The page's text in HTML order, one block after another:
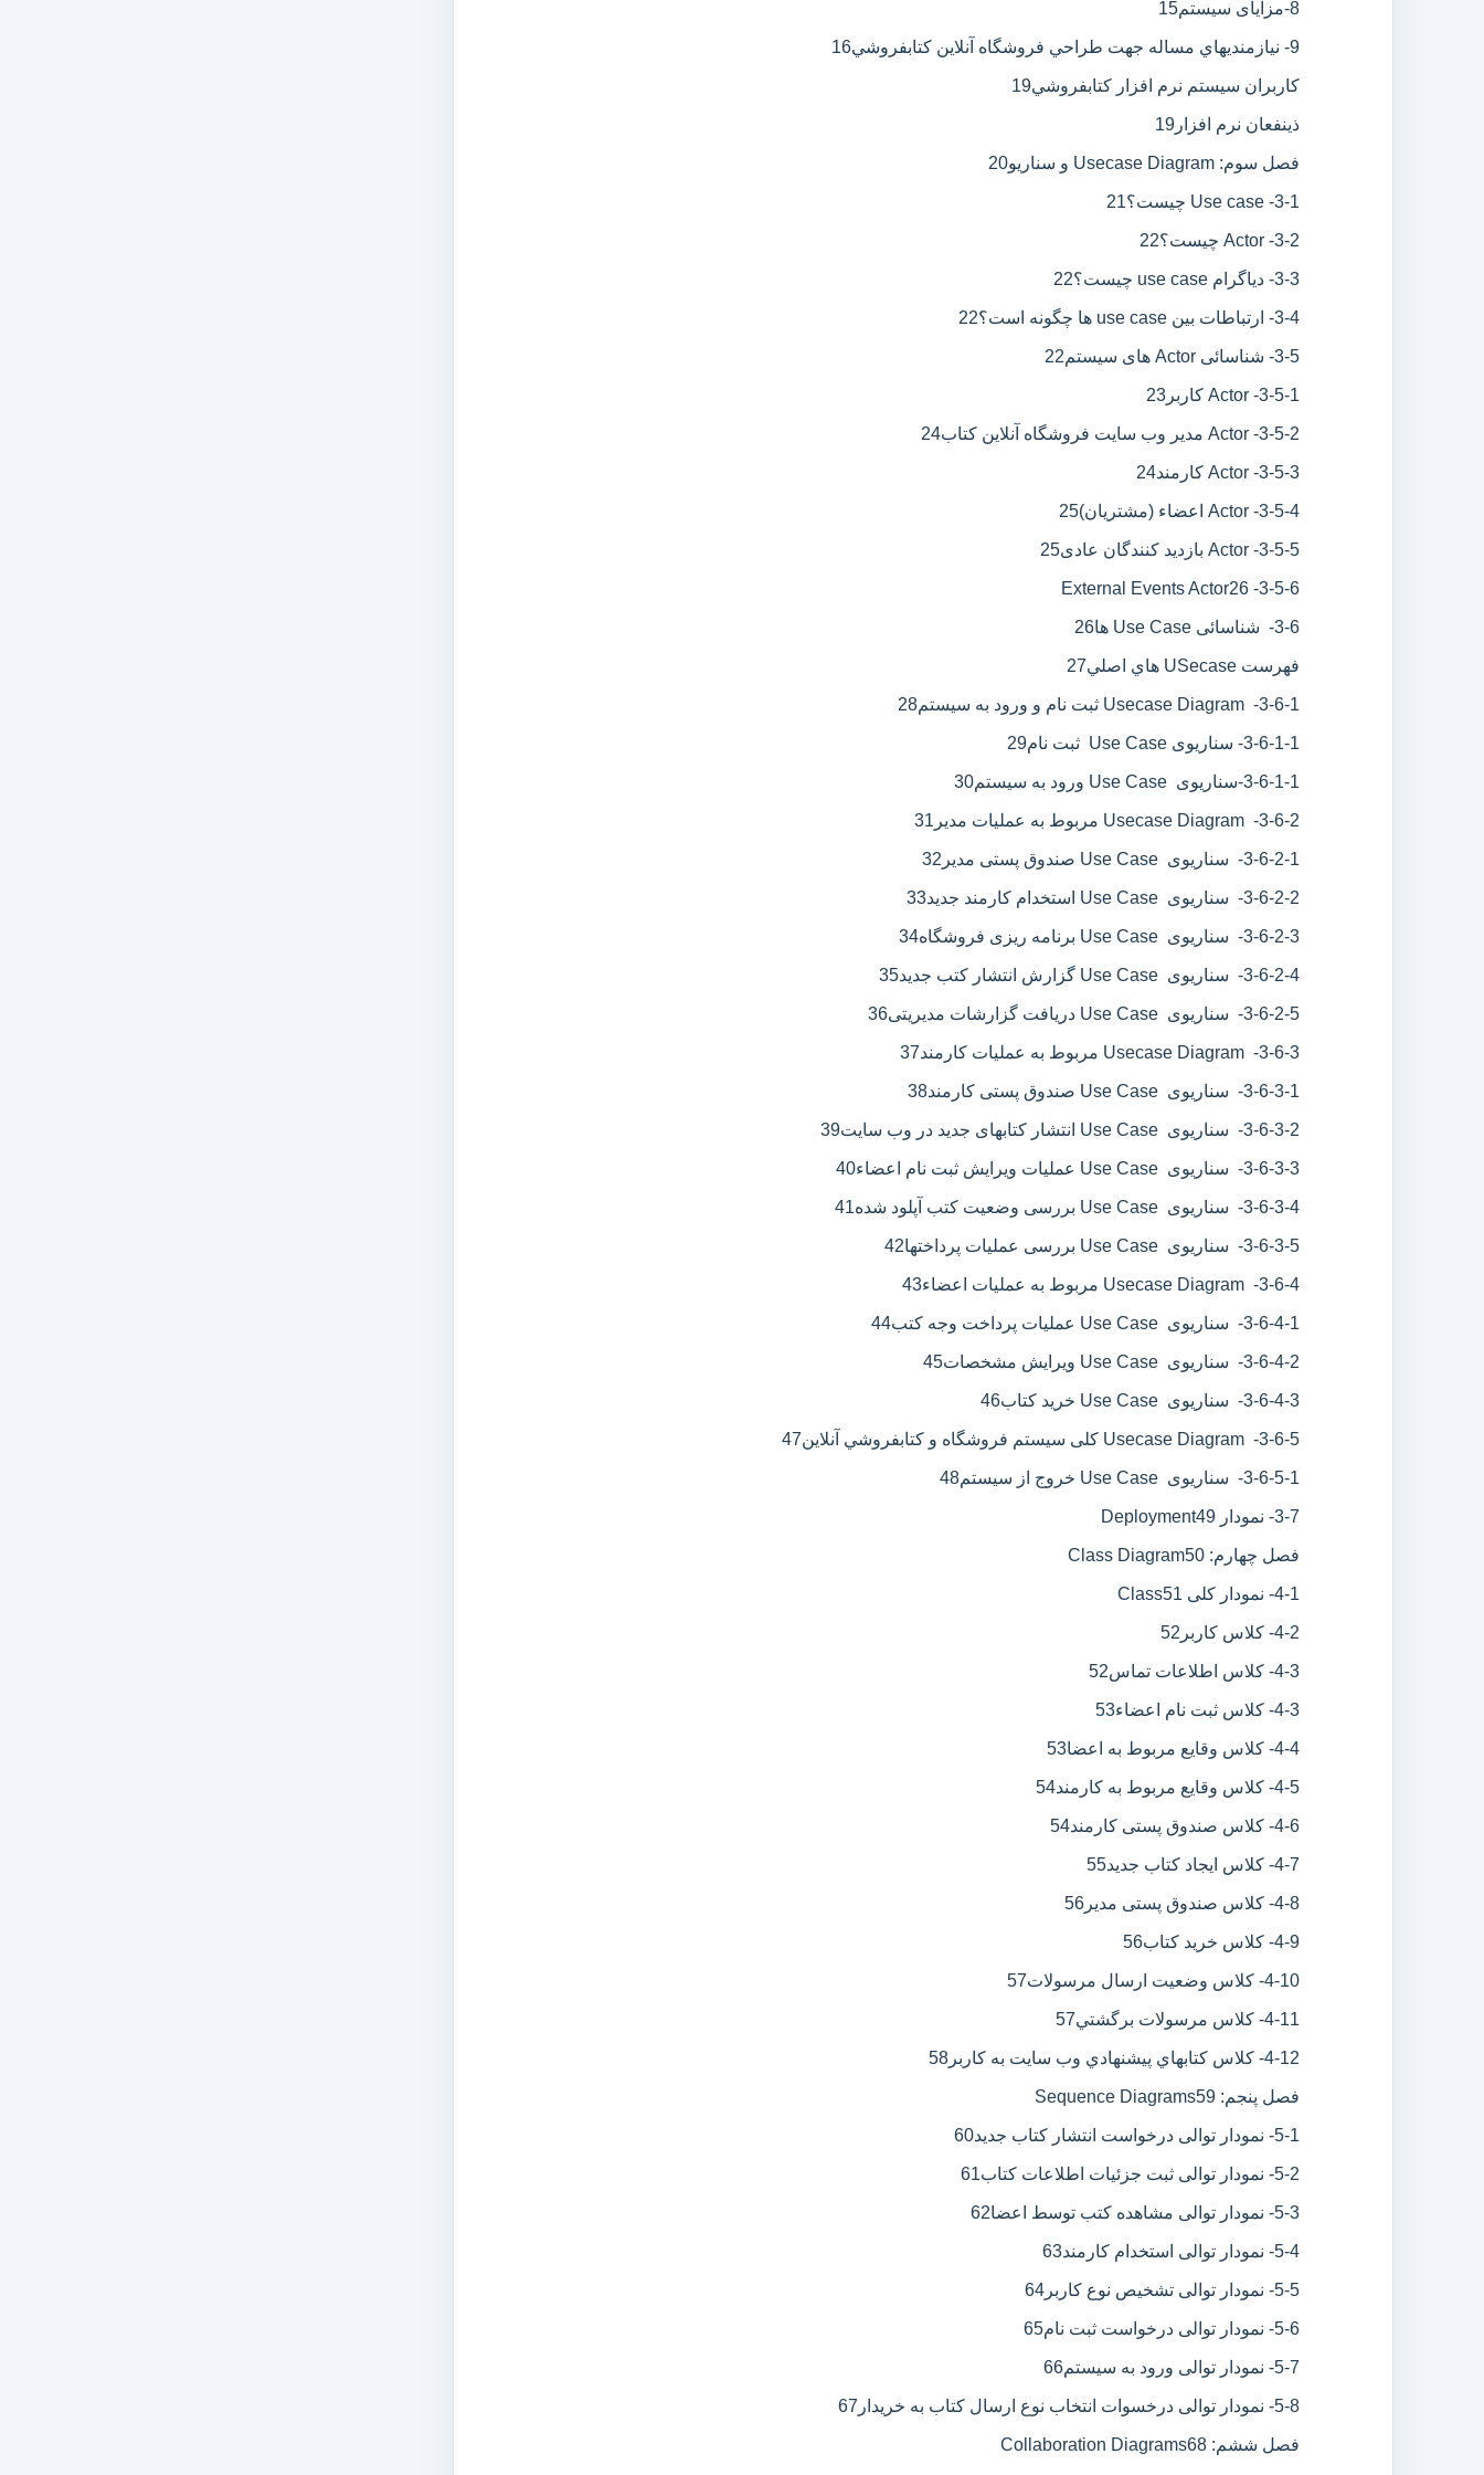
8-مزایای سیستم 15
9- نيازمنديهاي مساله جهت طراحي فروشگاه آنلاین کتابفروشي 16
كاربران سيستم نرم افزار کتابفروشي19
ذينفعان نرم افزار 19
فصل سوم: Usecase Diagram و سناریو 20
3-1- Use case چیست؟ 21
3-2- Actor چیست؟ 22
3-3- دیاگرام use case چیست؟ 22
3-4- ارتباطات بین use case ها چگونه است؟ 22
3-5- شناسائی Actor های سیستم 22
3-5-1- Actor کاربر 23
3-5-2- Actor مدیر وب سایت فروشگاه آنلاین کتاب 24
3-5-3- Actor کارمند 24
3-5-4- Actor اعضاء (مشتریان) 25
3-5-5- Actor بازدید کنندگان عادی 25
3-5-6- External Events Actor
26
3-6- شناسائی Use Case ها 26
فهرست USecase هاي اصلي 27
3-6-1- Usecase Diagram ثبت نام و ورود به سیستم 28
3-6-1-1- سناریوی Use Case ثبت نام 29
3-6-1-1-سناریوی Use Case ورود به سیستم 30
3-6-2- Usecase Diagram مربوط به عملیات مدیر 31
3-6-2-1- سناریوی Use Case صندوق پستی مدیر 32
3-6-2-2- سناریوی Use Case استخدام کارمند جدید 33
3-6-2-3- سناریوی Use Case برنامه ریزی فروشگاه 34
3-6-2-4- سناریوی Use Case گزارش انتشار کتب جدید 35
3-6-2-5- سناریوی Use Case دریافت گزارشات مدیریتی 36
3-6-3- Usecase Diagram مربوط به عملیات کارمند 37
3-6-3-1- سناریوی Use Case صندوق پستی کارمند 38
3-6-3-2- سناریوی Use Case انتشار کتابهای جدید در وب سایت 39
3-6-3-3- سناریوی Use Case عملیات ویرایش ثبت نام اعضاء 40
3-6-3-4- سناریوی Use Case بررسی وضعیت کتب آپلود شده 41
3-6-3-5- سناریوی Use Case بررسی عملیات پرداختها 42
3-6-4- Usecase Diagram مربوط به عملیات اعضاء 43
3-6-4-1- سناریوی Use Case عملیات پرداخت وجه کتب 44
3-6-4-2- سناریوی Use Case ویرایش مشخصات 45
3-6-4-3- سناریوی Use Case خرید کتاب 46
3-6-5- Usecase Diagram کلی سیستم فروشگاه و کتابفروشي آنلاین 47
3-6-5-1- سناریوی Use Case خروج از سیستم 48
3-7- نمودار Deployment 49
فصل چهارم: Class Diagram 50
4-1- نمودار کلی Class 51
4-2- کلاس کاربر 52
4-3- کلاس اطلاعات تماس 52
4-3- کلاس ثبت نام اعضاء 53
4-4- کلاس وقایع مربوط به اعضا 53
4-5- کلاس وقایع مربوط به کارمند 54
4-6- کلاس صندوق پستی کارمند 54
4-7- کلاس ایجاد کتاب جدید 55
4-8- کلاس صندوق پستی مدیر 56
4-9- کلاس خريد كتاب 56
4-10- کلاس وضعيت ارسال مرسولات 57
4-11- کلاس مرسولات برگشتي 57
4-12- کلاس كتابهاي پيشنهادي وب سايت به كاربر 58
فصل پنجم: Sequence Diagrams 59
5-1- نمودار توالی درخواست انتشار کتاب جدید 60
5-2- نمودار توالی ثبت جزئیات اطلاعات کتاب 61
5-3- نمودار توالی مشاهده کتب توسط اعضا 62
5-4- نمودار توالی استخدام کارمند 63
5-5- نمودار توالی تشخیص نوع کاربر 64
5-6- نمودار توالی درخواست ثبت نام 65
5-7- نمودار توالی ورود به سیستم 66
5-8- نمودار توالی درخسوات انتخاب نوع ارسال كتاب به خريدار 67
فصل ششم: Collaboration Diagrams 68